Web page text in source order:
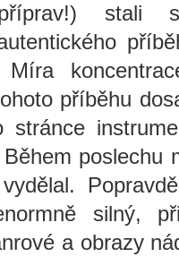
stali
příběhu
poslechu
silný,
a obrazy